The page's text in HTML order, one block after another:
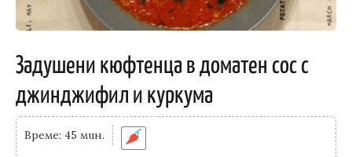
Задушени кюфтенца в доматен сос с
джинджифил и куркума
Време: 45 мин.